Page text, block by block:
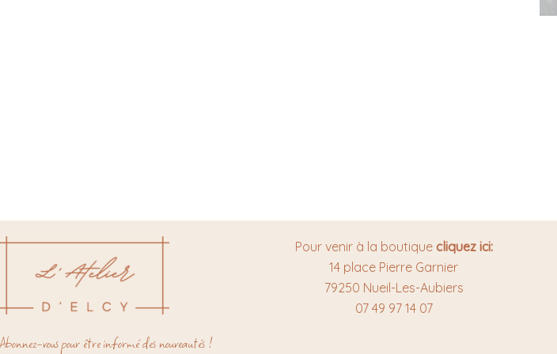
Abonnez-vous pour être informé des nouveautés !
Pour venir à la boutique cliquez ici:
14 place Pierre Garnier
79250 Nueil-Les-Aubiers
07 49 97 14 07